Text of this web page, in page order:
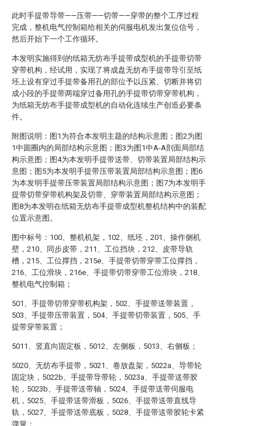
此时手提带导带——压带——切带——穿带的整个工序过程
完成，整机电气控制箱给相关的伺服电机发出复位信号，
然后开始下一个工作循环。
本发明实施得到的纸箱无纺布手提带成型机的手提带切带
穿带机构，经试用，实现了将成盘无纺布手提带导引至纸
坯上设有穿过手提带备用孔的部位予以压紧、切断并将切
成小段的手提带两端穿过备用孔的手提带切带穿带机构，
为纸箱无纺布手提带成型机的自动化连续生产创造必要条
件。
附图说明：图1为符合本发明主题的结构示意图；图2为图
1中圆圈内的局部结构示意图；图3为图1中A-A剖面局部结
构示意图；图4为本发明手提带送带、切带装置局部结构示
意图；图5为本发明手提带压带装置局部结构示意图；图6
为本发明手提带压带装置局部结构示意图；图7为本发明手
提带切带穿带机构架及切带、穿带装置局部结构示意图；
图8为本发明在纸箱无纺布手提带成型机整机结构中的装配
位置示意图。
图中标号：100、整机机架，102、纸坯，201、操作侧机
壁，210、同步皮带，211、工位挡块，212、皮带导轨
槽，215、工位撑挡，215e、手提带切带穿带工位撑挡，
216、工位滑块，216e、手提带切带穿带工位滑块，218、
整机电气控制箱；
501、手提带切带穿带机构架，502、手提带送带装置，
503、手提带压带装置，504、手提带切带装置，505、手
提带穿带装置；
5011、竖直向固定板，5012、左侧板，5013、右侧板；
5020、无纺布手提带，5021、卷放盘架，5022a、导带轮
固定块，5022b、手提带导带轮，5023a、手提带送带胶
轮，5023b、手提带送带轴，5024、手提带送带伺服电
机，5025、手提带送带滑板，5026、手提带送带直线导
轨，5027、手提带送带底板，5028、手提带送带胶轮卡紧
弹簧；